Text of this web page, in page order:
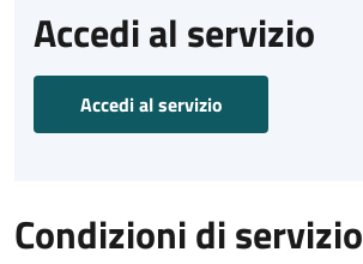
Accedi al servizio
Accedi al servizio
Condizioni di servizio